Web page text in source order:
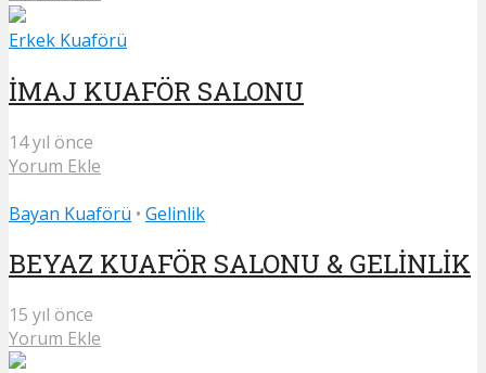
Erkek Kuaförü
İMAJ KUAFÖR SALONU
14 yıl önce
Yorum Ekle
Bayan Kuaförü • Gelinlik
BEYAZ KUAFÖR SALONU & GELİNLİK
15 yıl önce
Yorum Ekle